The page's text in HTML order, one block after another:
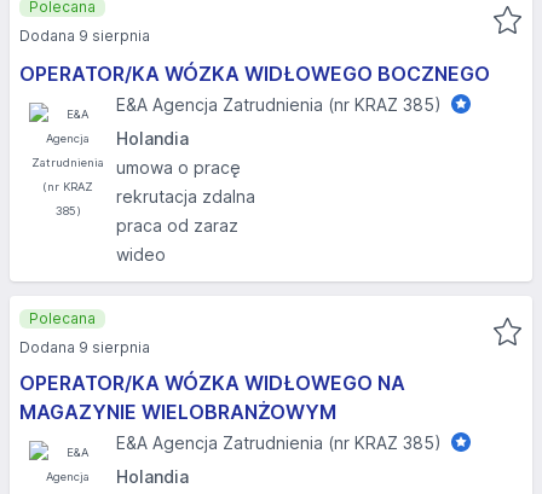
OPERATOR/KA WÓZKA WIDŁOWEGO BOCZNEGO
E&A Agencja Zatrudnienia (nr KRAZ 385)
Holandia
umowa o pracę
rekrutacja zdalna
praca od zaraz
wideo
Polecana
Dodana 9 sierpnia
OPERATOR/KA WÓZKA WIDŁOWEGO NA
MAGAZYNIE WIELOBRANŻOWYM
E&A Agencja Zatrudnienia (nr KRAZ 385)
Holandia
Polecana
Dodana 9 sierpnia